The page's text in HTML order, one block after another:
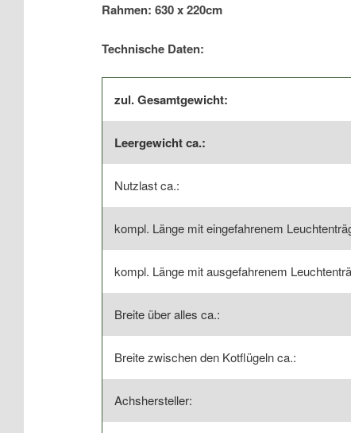
Rahmen: 630 x 220cm
Technische Daten:
zul. Gesamtgewicht:
Leergewicht ca.:
Nutzlast ca.:
kompl. Länge mit eingefahrenem
kompl. Länge mit ausgefahrenem
Breite über alles ca.:
Breite zwischen den Kotflügeln ca.:
Achshersteller: